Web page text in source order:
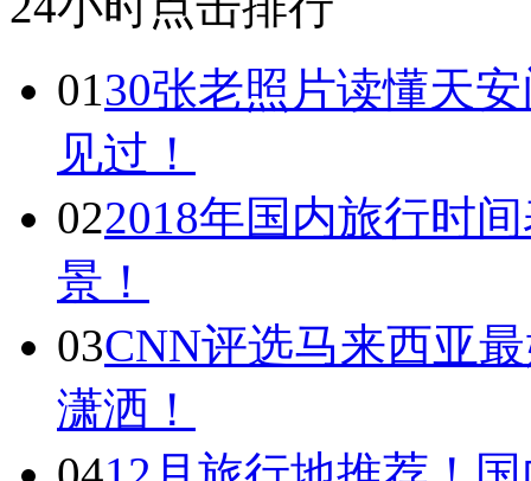
0130张老照片读懂天
见过！
022018年国内旅行时
景！
03CNN评选马来西亚
潇洒！